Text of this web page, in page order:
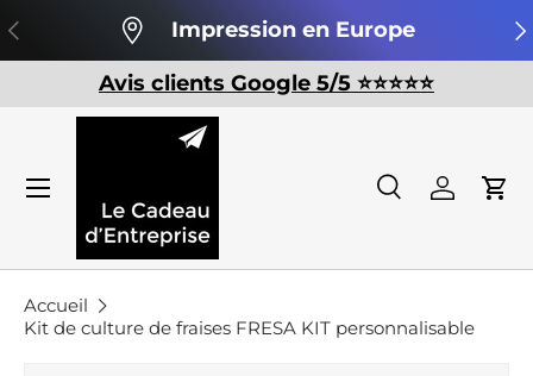
Aller au contenu
Précédent Impression en Europe
Avis clients Google 5/5 ⭐️⭐️⭐️⭐️⭐️
Recherche
Recherche
Se
Accueil
Kit de culture de fraises FRESA KIT personnalisable